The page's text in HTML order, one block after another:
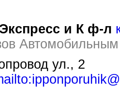
и К ф-л
ул., 2